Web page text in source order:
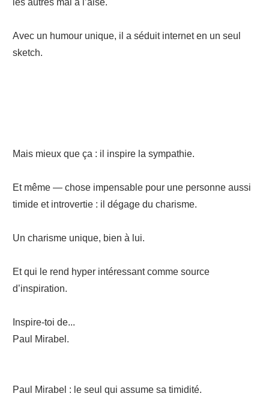
les autres mal à l’aise.
Avec un humour unique, il a séduit internet en un seul
sketch.
Mais mieux que ça : il inspire la sympathie.
Et même — chose impensable pour une personne aussi
timide et introvertie : il dégage du charisme.
Un charisme unique, bien à lui.
Et qui le rend hyper intéressant comme source
d’inspiration.
Inspire-toi de...
Paul Mirabel.
Paul Mirabel : le seul qui assume sa timidité.